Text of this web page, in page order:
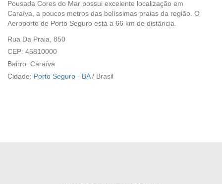
Pousada Cores do Mar possui excelente localização em
Caraíva, a poucos metros das belíssimas praias da região. O
Aeroporto de Porto Seguro está a 66 km de distância.
Rua Da Praia, 850
CEP: 45810000
Bairro: Caraíva
Cidade: Porto Seguro - BA/ Brasil